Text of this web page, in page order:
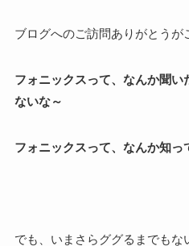
ブログへのご訪問ありがとうが
フォニックスって、なんか聞
ないな～
フォニックスって、なんか知っ
でも、いまさらググるまでもな